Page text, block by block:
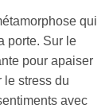
qui
porte. Sur le
pour apaiser
le stress du
avec